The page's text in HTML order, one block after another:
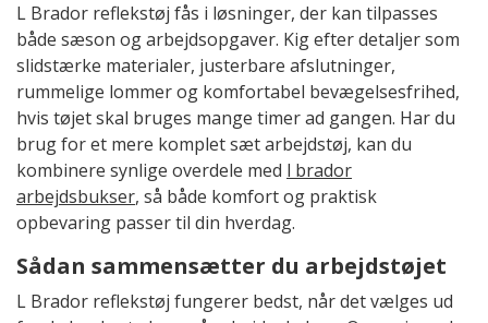
L Brador reflekstøj fås i løsninger, der kan tilpasses
både sæson og arbejdsopgaver. Kig efter detaljer som
slidstærke materialer, justerbare afslutninger,
rummelige lommer og komfortabel bevægelsesfrihed,
hvis tøjet skal bruges mange timer ad gangen. Har du
brug for et mere komplet sæt arbejdstøj, kan du
kombinere synlige overdele med l brador
arbejdsbukser, så både komfort og praktisk
opbevaring passer til din hverdag.
Sådan sammensætter du arbejdstøjet
L Brador reflekstøj fungerer bedst, når det vælges ud